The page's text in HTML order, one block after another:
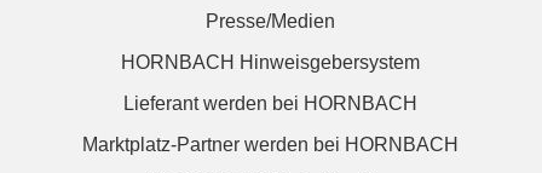
Presse/Medien
HORNBACH Hinweisgebersystem
Lieferant werden bei HORNBACH
Marktplatz-Partner werden bei HORNBACH